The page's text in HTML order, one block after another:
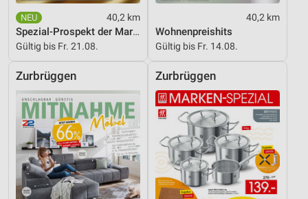
40,2 km
Spezial-Prospekt der Marken
Gültig bis Fr. 21.08.
40,2 km
Wohnenpreishits
Gültig bis Fr. 14.08.
Zurbrüggen Zurbrüggen
Nicht-IAB-Verarbeitungszwecke:
Notwendig
Performance
Funktional
Werbung